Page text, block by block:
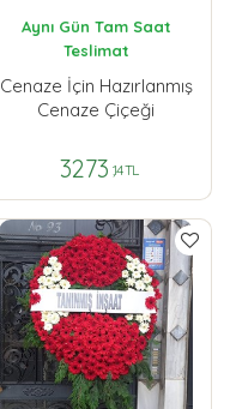
Aynı Gün Tam Saat
Teslimat
Cenaze İçin Hazırlanmış
Cenaze Çiçeği
3273 ,14 TL